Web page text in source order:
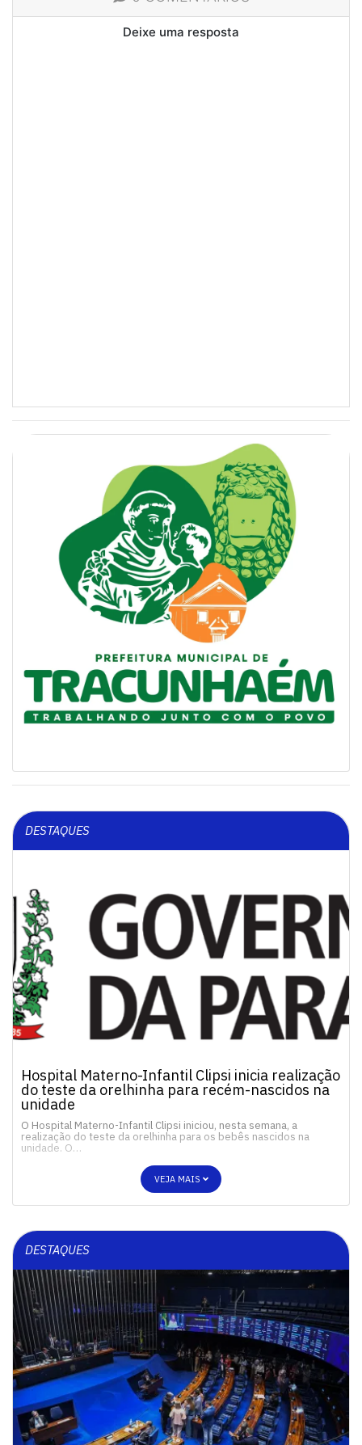
Deixe uma resposta
DESTAQUES
Hospital Materno-Infantil Clipsi inicia realização
do teste da orelhinha para recém-nascidos na
unidade
O Hospital Materno-Infantil Clipsi iniciou, nesta semana, a
realização do teste da orelhinha para os bebês nascidos na
unidade. O…
VEJA MAIS
DESTAQUES